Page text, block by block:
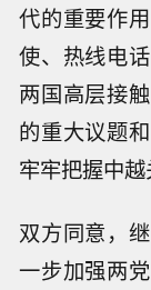
代的重要作
使、热线电
两国高层接
的重大议题
牢牢把握中越
双方同意，
一步加强两